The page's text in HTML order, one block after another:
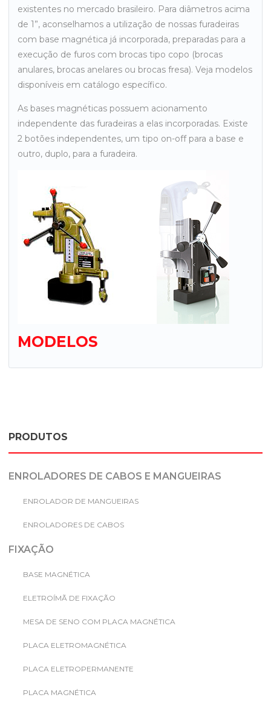
PRODUTOS
ENROLADORES DE CABOS E MANGUEIRAS
ENROLADOR DE MANGUEIRAS
ENROLADORES DE CABOS
FIXAÇÃO
BASE MAGNÉTICA
ELETROÍMÃ DE FIXAÇÃO
MESA DE SENO COM PLACA MAGNÉTICA
PLACA ELETROMAGNÉTICA
PLACA ELETROPERMANENTE
PLACA MAGNÉTICA
existentes no mercado brasileiro. Para diâmetros acima
de 1”, aconselhamos a utilização de nossas furadeiras
com base magnética já incorporada, preparadas para a
execução de furos com brocas tipo copo (brocas
anulares, brocas anelares ou brocas fresa). Veja modelos
disponíveis em catálogo específico.
As bases magnéticas possuem acionamento
independente das furadeiras a elas incorporadas. Existe
2 botões independentes, um tipo on-off para a base e
outro, duplo, para a furadeira.
MODELOS